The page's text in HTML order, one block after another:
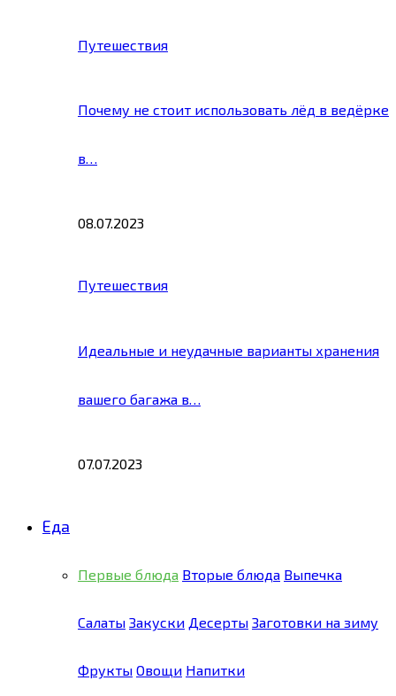
Путешествия
Почему не стоит использовать лёд в ведёрке
в…
08.07.2023
Путешествия
Идеальные и неудачные варианты хранения
вашего багажа в…
07.07.2023
Еда
Первые блюда Вторые блюда Выпечка
Салаты Закуски Десерты Заготовки на зиму
Фрукты Овощи Напитки